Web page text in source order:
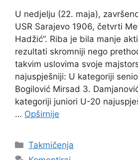
U nedjelju (22. maja),
USR Sarajevo 1906, četvrti
Hadžić”. Riba je bila manje
rezultati skromniji nego
takvim uslovima svoje
najuspješniji: U kategoriji
Bogilović Mirsad 3.
kategoriji juniori U-20
… Opširnije
Takmičenja